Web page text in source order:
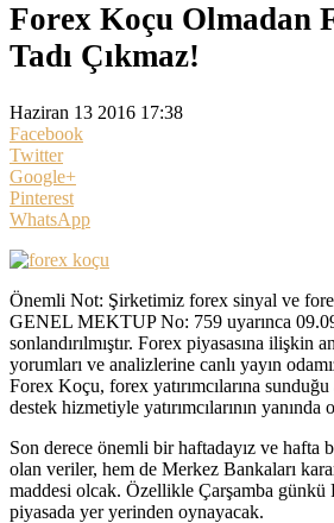
Forex Koçu Olmadan
Tadı Çıkmaz!
Haziran 13 2016 17:38
Facebook
Twitter
Google+
Pinterest
WhatsApp
Önemli Not: Şirketimiz forex sinyal ve
GENEL MEKTUP No: 759 uyarınca
sonlandırılmıştır. Forex piyasasına ilişkin
yorumları ve analizlerine canlı yayın
Forex Koçu, forex yatırımcılarına
destek hizmetiyle yatırımcılarının
Son derece önemli bir haftadayız ve hafta
olan veriler, hem de Merkez Bankaları
maddesi olcak. Özellikle Çarşamba günkü
piyasada yer yerinden oynayacak.